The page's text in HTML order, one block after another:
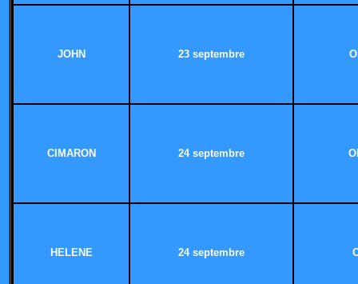
JOHN 23 septembre
CIMARON 24 septembre
HELENE 24 septembre